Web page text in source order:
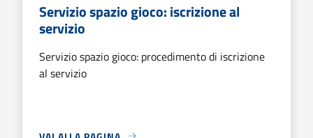
Servizio spazio gioco: iscrizione al
servizio
Servizio spazio gioco: procedimento di iscrizione
al servizio